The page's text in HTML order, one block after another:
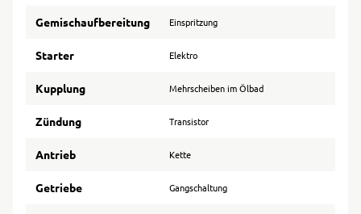
Gemischaufbereitung Einspritzung
Starter Elektro
Kupplung Mehrscheiben im Ölbad
Zündung Transistor
Antrieb Kette
Getriebe Gangschaltung